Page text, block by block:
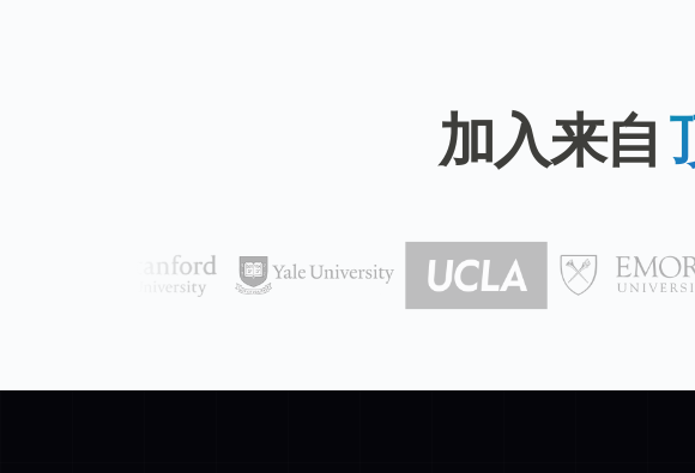
加入来自